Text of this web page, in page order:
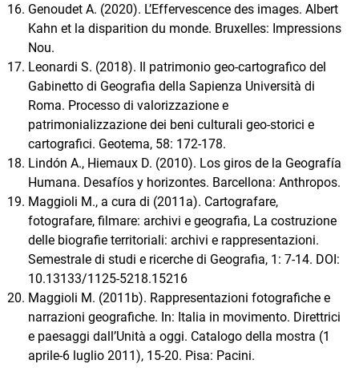
Genoudet A. (2020). L’Effervescence des images. Albert
Kahn et la disparition du monde. Bruxelles: Impressions
Nou.
Leonardi S. (2018). Il patrimonio geo-cartografico del
Gabinetto di Geografia della Sapienza Università di
Roma. Processo di valorizzazione e
patrimonializzazione dei beni culturali geo-storici e
cartografici. Geotema, 58: 172-178.
Lindón A., Hiemaux D. (2010). Los giros de la Geografía
Humana. Desafíos y horizontes. Barcellona: Anthropos.
Maggioli M., a cura di (2011a). Cartografare,
fotografare, filmare: archivi e geografia, La costruzione
delle biografie territoriali: archivi e rappresentazioni.
Semestrale di studi e ricerche di Geografia, 1: 7-14. DOI:
10.13133/1125-5218.15216
Maggioli M. (2011b). Rappresentazioni fotografiche e
narrazioni geografiche. In: Italia in movimento. Direttrici
e paesaggi dall’Unità a oggi. Catalogo della mostra (1
aprile-6 luglio 2011), 15-20. Pisa: Pacini.